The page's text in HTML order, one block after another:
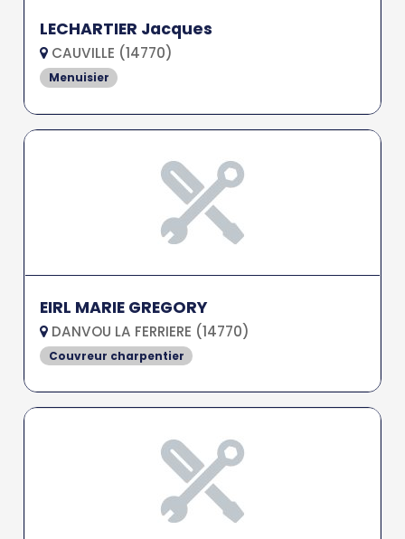
LECHARTIER Jacques
CAUVILLE (14770)
Menuisier
EIRL MARIE GREGORY
DANVOU LA FERRIERE (14770)
Couvreur charpentier